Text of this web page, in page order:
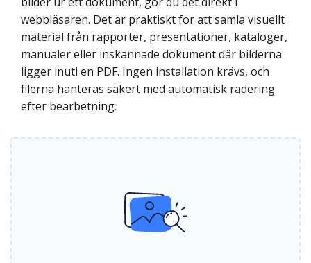
webbläsaren. Det är praktiskt för att samla visuellt
material från rapporter, presentationer, kataloger,
manualer eller inskannade dokument där bilderna
ligger inuti en PDF. Ingen installation krävs, och
filerna hanteras säkert med automatisk radering
efter bearbetning.